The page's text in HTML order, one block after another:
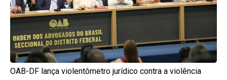
OAB-DF lança violentômetro jurídico contra a violência